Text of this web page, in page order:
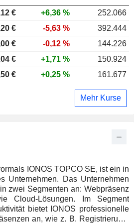
IONOS TOPCO SE, ist ein in
Unternehmen. Das Unternehmen
zwei Segmenten an: Webpräsenz
Cloud-Lösungen. Im Segment
bietet IONOS professionelle
an, wie z. B. Registrierung,
€ +6,36 %
252.066
€ -5,63 %
392.444
€ -0,12 %
144.226
€ +1,71 %
150.924
€ +0,25 % 161.677
Mehr Kurse